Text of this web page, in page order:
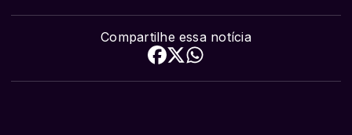
Compartilhe essa notícia